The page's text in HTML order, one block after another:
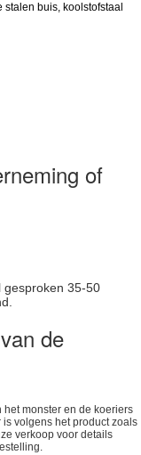
stalen buis, koolstofstaal
of
gesproken 35-50
de
het monster en de koeriers
volgens het product zoals
verkoop voor details